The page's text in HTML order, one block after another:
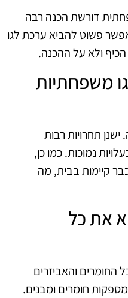
דורשת הכנה רבה
פשוט להביא ערכת לגו
ולא על ההכנה.
לגו משפחתיות
תחרויות רבות
נמוכות. כמו כן,
קיימות בבית, מה
את כל
החומרים והאביזרים
חומרים ומבנים.